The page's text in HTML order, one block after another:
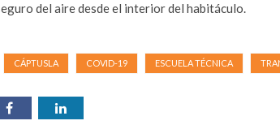
del aire desde el interior del habitáculo.
CÁPTUSLA COVID-19 ESCUELA TÉCNICA